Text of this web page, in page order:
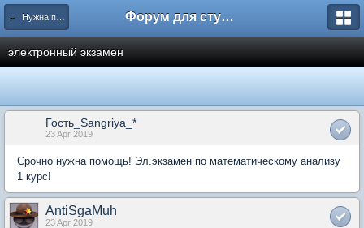
← Нужна помощь Форум для студента СГА
электронный экзамен
Гость_Sangriya_*
23 Apr 2019
Срочно нужна помощь! Эл.экзамен по математическому анализу
1 курс!
AntiSgaMuh
23 Apr 2019